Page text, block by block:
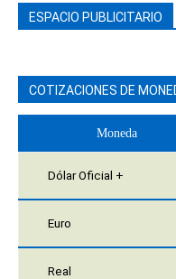
ESPACIO PUBLICITARIO
COTIZACIONES DE
Moneda
Dólar Oficial +
Euro
Real